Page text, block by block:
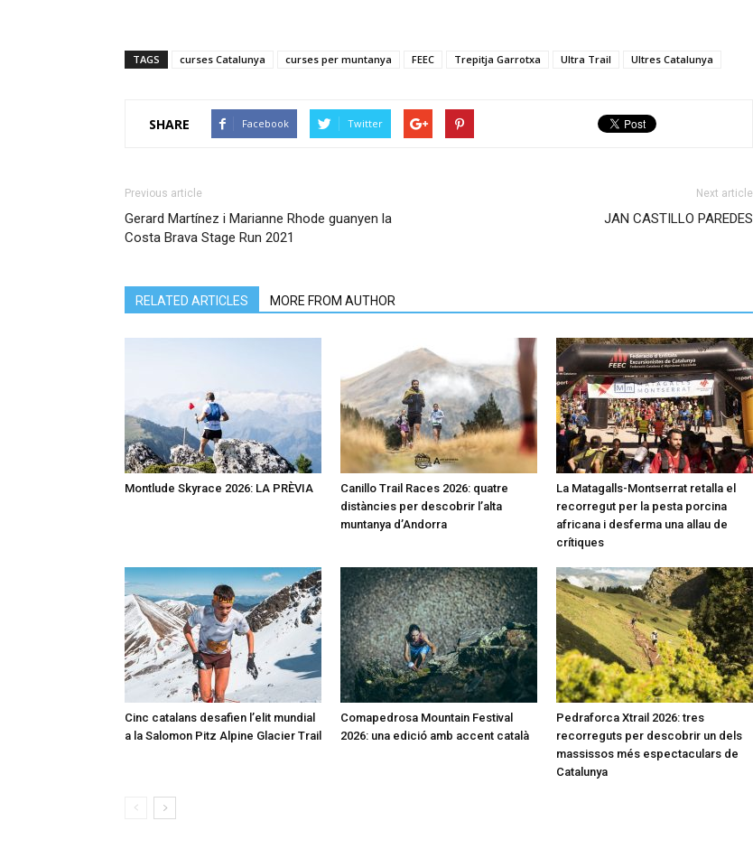
TAGS curses Catalunya curses per muntanya FEEC Trepitja Garrotxa Ultra Trail Ultres Catalunya
SHARE Facebook Twitter
Previous article
Gerard Martínez i Marianne Rhode guanyen la
Costa Brava Stage Run 2021
Next article
JAN CASTILLO PAREDES
RELATED ARTICLES MORE FROM AUTHOR
Montlude Skyrace 2026: LA PRÈVIA
Canillo Trail Races 2026: quatre
distàncies per descobrir l’alta
muntanya d’Andorra
La Matagalls-Montserrat retalla el
recorregut per la pesta porcina
africana i desferma una allau de
crítiques
Cinc catalans desafien l’elit mundial
a la Salomon Pitz Alpine Glacier Trail
Comapedrosa Mountain Festival
2026: una edició amb accent català
Pedraforca Xtrail 2026: tres
recorreguts per descobrir un dels
massissos més espectaculars de
Catalunya